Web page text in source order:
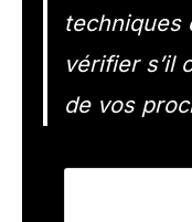
techniques
vérifier s’il
de vos